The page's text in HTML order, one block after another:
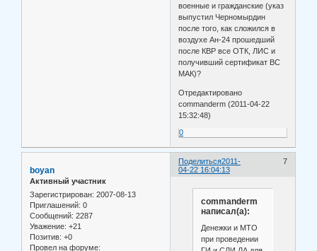
военные и гражданские (указ
выпустил Черномырдин
после того, как сложился в
воздухе Ан-24 прошедший
после КВР все ОТК, ЛИС и
получивший сертификат ВС
МАК)?
Отредактировано
commanderm (2011-04-22
15:32:48)
0
Поделиться 7
2011-
04-22 16:04:13
boyan
Активный участник
Зарегистрирован: 2007-08-13
Приглашений: 0
Сообщений: 2287
Уважение: +21
Позитив: +0
Провел на форуме:
commanderm
написал(а):
Денежки и МТО
при проведении